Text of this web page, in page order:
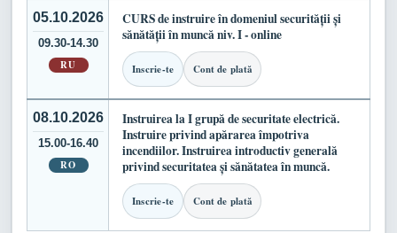
05.10.2026
09.30-14.30
RU
CURS de instruire în domeniul securității și
sănătății în muncă niv. I - online
Inscrie-te Cont de plată
08.10.2026
15.00-16.40
RO
Instruirea la I grupă de securitate electrică.
Instruire privind apărarea împotriva
incendiilor. Instruirea introductiv generală
privind securitatea și sănătatea în muncă.
Inscrie-te Cont de plată